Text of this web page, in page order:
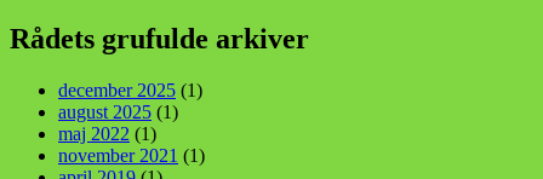
Rådets grufulde arkiver
december 2025 (1)
august 2025 (1)
maj 2022 (1)
november 2021 (1)